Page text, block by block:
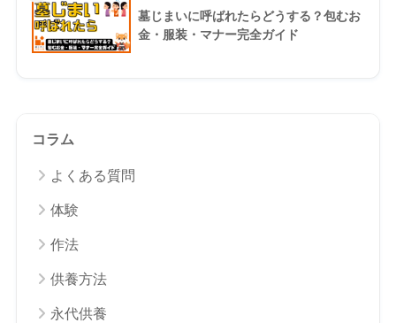
墓じまいに呼ばれたらどうする？包むお
金・服装・マナー完全ガイド
コラム
よくある質問
体験
作法
供養方法
永代供養